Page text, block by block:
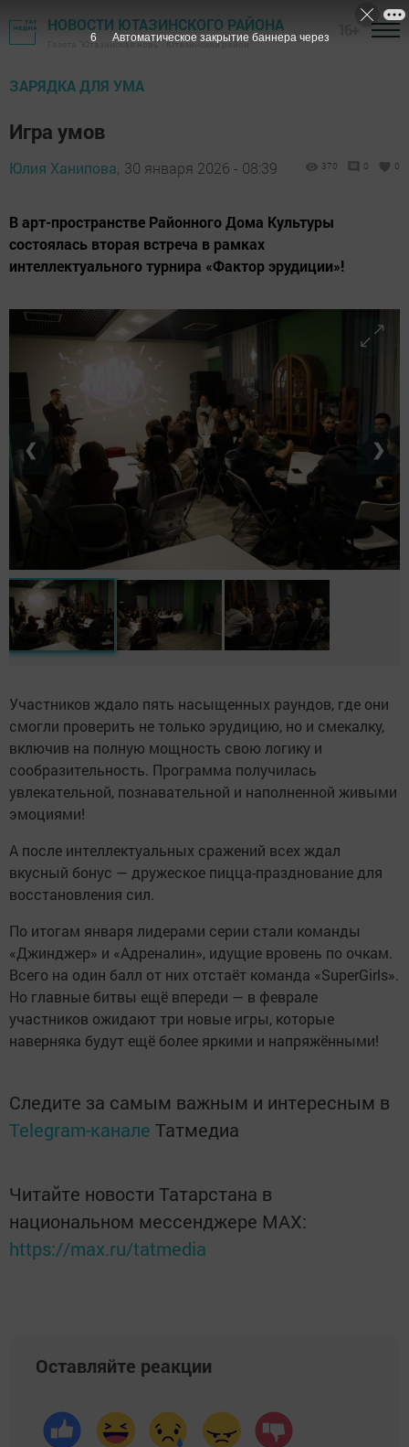
НОВОСТИ ЮТАЗИНСКОГО РАЙОНА
Газета "Ютазинская новь" - Ютазинский район
ЗАРЯДКА ДЛЯ УМА
Игра умов
Юлия Ханипова, 30 января 2026 - 08:39 370 0 0
В арт-пространстве Районного Дома Культуры
состоялась вторая встреча в рамках
интеллектуального турнира «Фактор эрудиции»!
❮ ❯
Участников ждало пять насыщенных раундов, где они
смогли проверить не только эрудицию, но и смекалку,
включив на полную мощность свою логику и
сообразительность. Программа получилась
увлекательной, познавательной и наполненной живыми
эмоциями!
А после интеллектуальных сражений всех ждал
вкусный бонус — дружеское пицца-празднование для
восстановления сил.
По итогам января лидерами серии стали команды
«Джинджер» и «Адреналин», идущие вровень по очкам.
Всего на один балл от них отстаёт команда «SuperGirls».
Но главные битвы ещё впереди — в феврале
участников ожидают три новые игры, которые
наверняка будут ещё более яркими и напряжёнными!
Следите за самым важным и интересным в
Telegram-канале Татмедиа
Читайте новости Татарстана в
национальном мессенджере MАХ:
https://max.ru/tatmedia
Оставляйте реакции
4 Автоматическое закрытие баннера через